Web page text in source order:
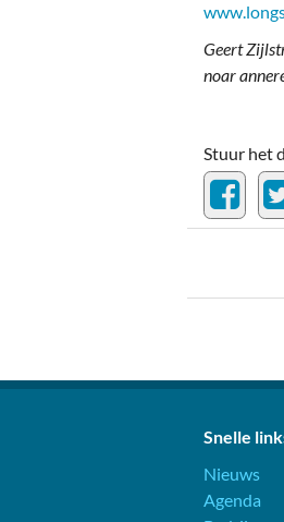
Geert
noar
Stuur het
Snelle
Nieuws
Agenda